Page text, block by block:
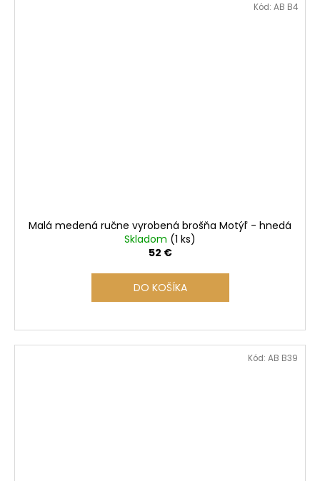
Malá medená ručne vyrobená brošňa Motýľ - hnedá
Skladom (1 ks)
52 €
DO KOŠÍKA
Kód: AB B4
Kód: AB B39